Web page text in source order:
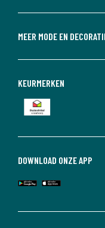
MEER MODE EN
DOWNLOAD ONZE APP
KEURMERKEN